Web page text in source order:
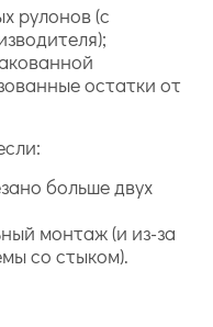
рулонов (с
остатки от
больше двух
монтаж (и из-за
со стыком).